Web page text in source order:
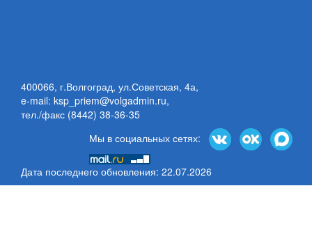
400066, г.Волгоград, ул.Советская, 4а,
e-mail: ksp_priem@volgadmin.ru,
тел./факс (8442) 38-36-35
Мы в социальных сетях:
Дата последнего обновления: 22.07.2026